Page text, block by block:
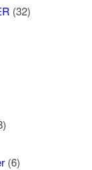
(32)
(6)